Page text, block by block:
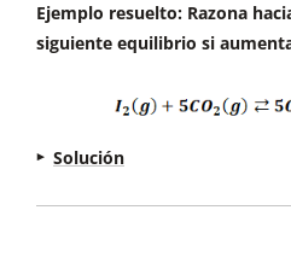
Ejemplo resuelto: Razona
siguiente equilibrio si
Solución
¿Qué perturbación se